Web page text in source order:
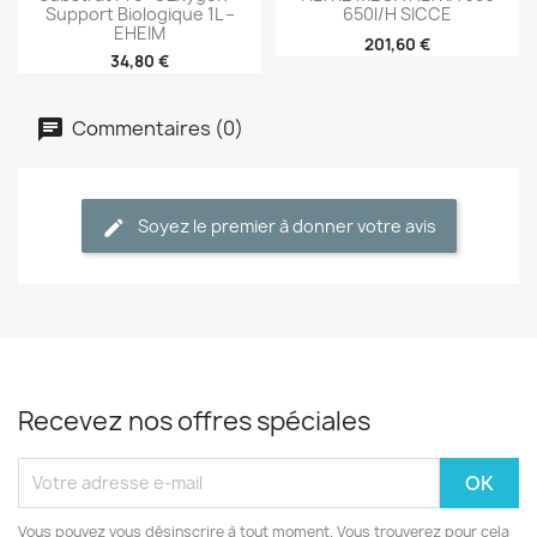
Support Biologique 1L –
EHEIM
34,80 €
650l/h SICCE
201,60 €
Commentaires (0)
Soyez le premier à donner votre avis
Recevez nos offres spéciales
Vous pouvez vous désinscrire à tout moment. Vous trouverez pour cela